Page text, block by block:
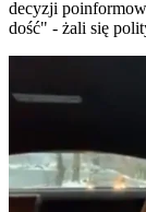
decyzji
dość" - żali się